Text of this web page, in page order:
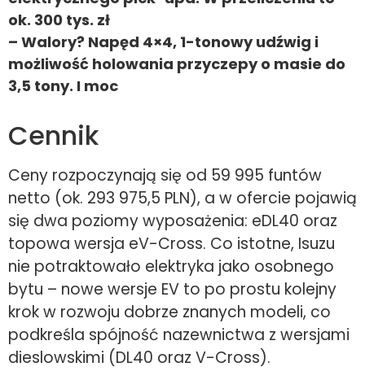
ok. 300 tys. zł
– Walory? Napęd 4×4, 1-tonowy udźwig i
możliwość holowania przyczepy o masie do
3,5 tony. I moc
Cennik
Ceny rozpoczynają się od 59 995 funtów
netto (ok. 293 975,5 PLN), a w ofercie pojawią
się dwa poziomy wyposażenia: eDL40 oraz
topowa wersja eV-Cross. Co istotne, Isuzu
nie potraktowało elektryka jako osobnego
bytu – nowe wersje EV to po prostu kolejny
krok w rozwoju dobrze znanych modeli, co
podkreśla spójność nazewnictwa z wersjami
dieslowskimi (DL40 oraz V-Cross).